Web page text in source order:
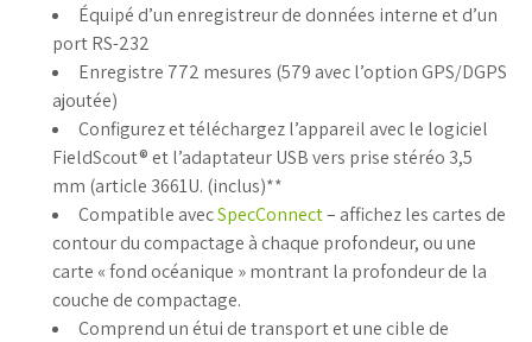
Équipé d’un enregistreur de données interne et d’un
port RS-232
Enregistre 772 mesures (579 avec l’option GPS/DGPS
ajoutée)
Configurez et téléchargez l’appareil avec le logiciel
FieldScout® et l’adaptateur USB vers prise stéréo 3,5
mm (article 3661U. (inclus)**
Compatible avecSpecConnect– affichez les cartes de
contour du compactage à chaque profondeur, ou une
carte « fond océanique » montrant la profondeur de la
couche de compactage.
Comprend un étui de transport et une cible de